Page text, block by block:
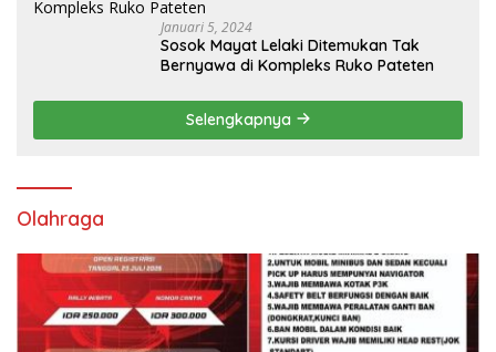
Januari 5, 2024
Sosok Mayat Lelaki Ditemukan Tak
Bernyawa di Kompleks Ruko Pateten
Selengkapnya
Olahraga